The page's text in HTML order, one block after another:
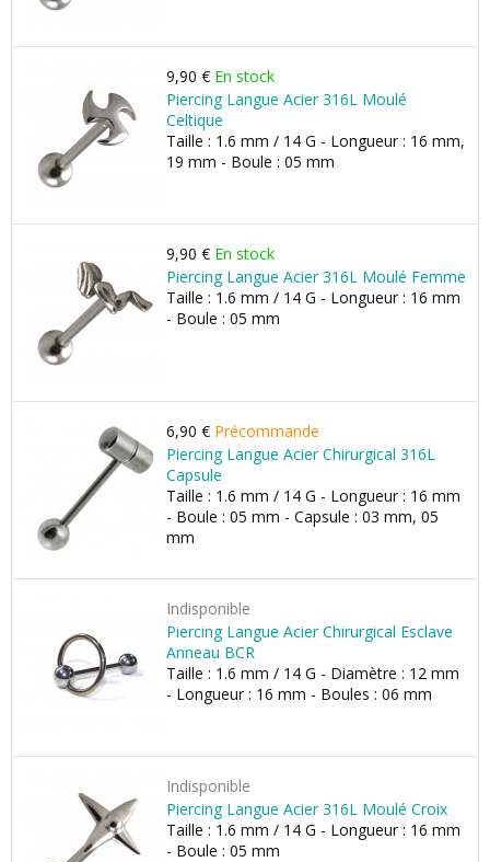
9,90 € En stock
Piercing Langue Acier 316L Moulé
Celtique
Taille : 1.6 mm / 14 G - Longueur : 16 mm,
19 mm - Boule : 05 mm
9,90 € En stock
Piercing Langue Acier 316L Moulé Femme
Taille : 1.6 mm / 14 G - Longueur : 16 mm
- Boule : 05 mm
6,90 € Précommande
Piercing Langue Acier Chirurgical 316L
Capsule
Taille : 1.6 mm / 14 G - Longueur : 16 mm
- Boule : 05 mm - Capsule : 03 mm, 05
mm
Indisponible
Piercing Langue Acier Chirurgical Esclave
Anneau BCR
Taille : 1.6 mm / 14 G - Diamètre : 12 mm
- Longueur : 16 mm - Boules : 06 mm
Indisponible
Piercing Langue Acier 316L Moulé Croix
Taille : 1.6 mm / 14 G - Longueur : 16 mm
- Boule : 05 mm